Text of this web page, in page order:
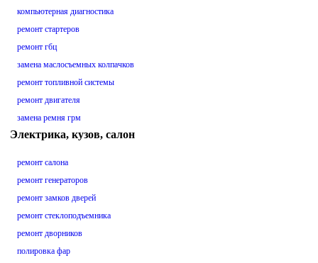
компьютерная диагностика
ремонт стартеров
ремонт гбц
замена маслосъемных колпачков
ремонт топливной системы
ремонт двигателя
замена ремня грм
Электрика, кузов, салон
ремонт салона
ремонт генераторов
ремонт замков дверей
ремонт стеклоподъемника
ремонт дворников
полировка фар